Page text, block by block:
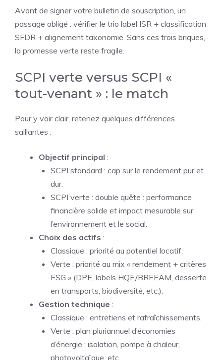
Avant de signer votre bulletin de souscription, un
passage obligé : vérifier le trio label ISR + classification
SFDR + alignement taxonomie. Sans ces trois briques,
la promesse verte reste fragile.
SCPI verte versus SCPI «
tout-venant » : le match
Pour y voir clair, retenez quelques différences
saillantes :
Objectif principal :
SCPI standard : cap sur le rendement pur et
dur.
SCPI verte : double quête : performance
financière solide et impact mesurable sur
l’environnement et le social.
Choix des actifs :
Classique : priorité au potentiel locatif.
Verte : priorité au mix « rendement + critères
ESG » (DPE, labels HQE/BREEAM, desserte
en transports, biodiversité, etc.).
Gestion technique :
Classique : entretiens et rafraîchissements.
Verte : plan pluriannuel d’économies
d’énergie : isolation, pompe à chaleur,
photovoltaïque, etc.